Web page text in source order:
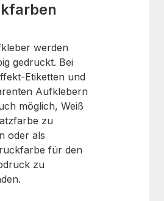
werden
gedruckt. Bei
Etiketten und
Aufklebern
möglich, Weiß
zu
oder als
für den
zu